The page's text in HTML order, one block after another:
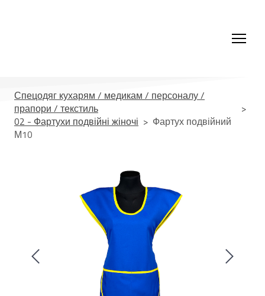
Спецодяг кухарям / медикам / персоналу /
прапори / текстиль
02 - Фартухи подвійні жіночі
Фартух подвійний
М10